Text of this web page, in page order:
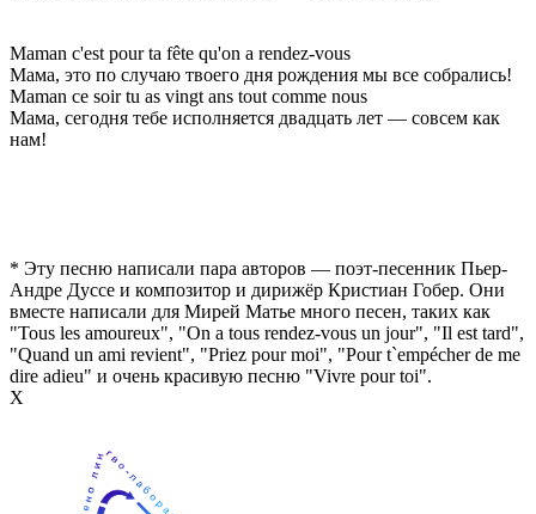
Maman c'est pour ta fête qu'on a rendez-vous
Мама, это по случаю твоего дня рождения мы все собрались!
Maman ce soir tu as vingt ans tout comme nous
Мама, сегодня тебе исполняется двадцать лет — совсем как
нам!
* Эту песню написали пара авторов — поэт-песенник Пьер-
Андре Дуссе и композитор и дирижёр Кристиан Гобер. Они
вместе написали для Мирей Матье много песен, таких как
"Tous les amoureux", "On a tous rendez-vous un jour", "Il est tard",
"Quand un ami revient", "Priez pour moi", "Pour t`empécher de me
dire adieu" и очень красивую песню "Vivre pour toi".
Х